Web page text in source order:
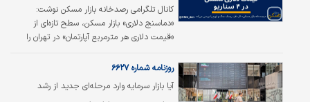
کانال تلگرامی رصدخانه بازار مسکن نوشت:
«دماسنج دلاری» بازار مسکن، سطح تازه‌ای از
«قیمت دلاری هر مترمربع آپارتمان» در تهران را
قیمت دارد.
آیا بازار سرمایه وارد مرحله‌ای جدید از رشد
می‌شود؟
روزنامه شماره ۶۶۲۷